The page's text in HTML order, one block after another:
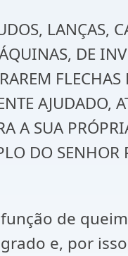
LANÇAS,
DE
FLECHAS
AJUDADO,
A SUA
DO
de
e, por